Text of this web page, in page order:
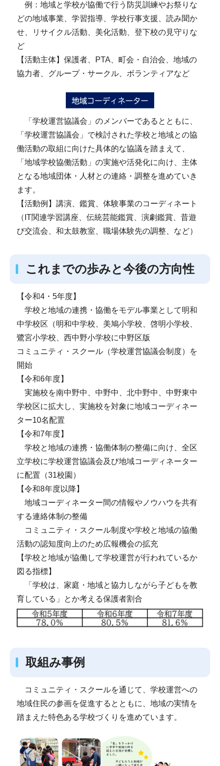
例：地域と学校が協働で行う防災訓練やお祭りな
どの地域事業、学習指導、学校行事支援、読み聞か
せ、リサイクル活動、美化活動、登下校の見守りな
ど
【活動主体】保護者、PTA、町会・自治会、地域の
協力者、グループ・サークル、ボランティアなど
「学校運営協議会」のメンバーであるとともに、
「学校運営協議会」で検討された学校と地域との協
働活動の取組に向けた具体的な協議を踏まえて、
「地域学校協働活動」の実施や活発化に向け、主体
となる地域団体・人材との連絡・調整を進めていき
ます。
【活動例】講演、鑑賞、体験事業のコーディネート
（IT関連学習講座、伝統芸能鑑賞、演劇鑑賞、昔遊
び交流会、和太鼓教室、職場体験先の調整、など）
これまでの歩みと今後の方向性
【令和4・5年度】
学校と地域の連携・協働をモデル事業として明和
中学校区（明和中学校、美鳩小学校、啓明小学校、
鷺宮小学校、西中野小学校に中野区版
コミュニティ・スクール（学校運営協議会制度）を
開始
【令和6年度】
実施校を南中野中、中野中、北中野中、中野東中
学校区に拡大し、実施校を対象に地域コーディネー
ター10名配置
【令和7年度】
学校と地域の連携・協働体制の整備に向け、全区
立学校に学校運営協議会及び地域コーディネーター
に配置（31校園）
【令和8年度以降】
地域コーディネーター間の情報やノウハウを共有
する連絡体制の整備
コミュニティ・スクール制度や学校と地域の協働
活動の認知度向上のため広報機会の拡充
【学校と地域が協働して学校運営が行われているか
図る指標】
「学校は、家庭・地域と協力しながら子どもを教
育している」とか考える保護者割合
取組み事例
コミュニティ・スクールを通じて、学校運営への
地域住民の参画を促進するとともに、地域の実情を
踏まえた特色ある学校づくりを進めています。